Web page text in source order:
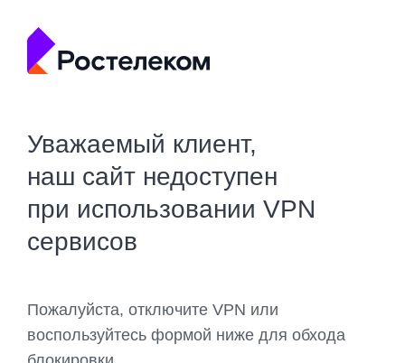
Уважаемый клиент,
наш сайт недоступен
при использовании VPN
сервисов
Пожалуйста, отключите VPN или
воспользуйтесь формой ниже для обхода